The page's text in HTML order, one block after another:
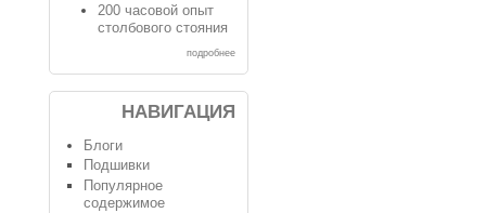
200 часовой опыт
столбового стояния
подробнее
НАВИГАЦИЯ
Блоги
Подшивки
Популярное
содержимое